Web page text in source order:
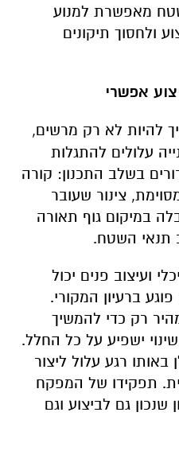
מאפשרת למנוע
ולחסוך תיקונים
אפשרי
להיות לא רק מרשים,
עלולים להתגלות
בשלב התכנון: קורה
צינור שעובר
במיקום גוף תאורה
תנאי השטח.
ועיצוב פנים יכול
ברעיון המקורי.
רק כדי להמשיך
ישפיע על כל החלל.
באותו רגע עלול ליצור
תפקידו של המפקח
גם לביצוע וגם